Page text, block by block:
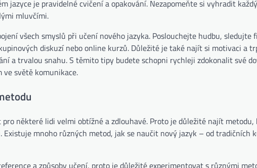
jazyce je pravidelné cvičení a opakování. Nezapomeňte si vyhradit
mluvčími.
všech smyslů při učení nového jazyka. Poslouchejte hudbu, sledujte
diskuzí nebo online kurzů. Důležité je také najít si motivaci a
a trvalou snahu. S těmito tipy budete schopni rychleji zdokonalit své
světě komunikace.
některé lidi velmi obtížné a zdlouhavé. Proto je důležité najít
Existuje mnoho různých metod, jak se naučit nový jazyk – od tradičních
a způsoby učení, proto je důležité experimentovat s různými